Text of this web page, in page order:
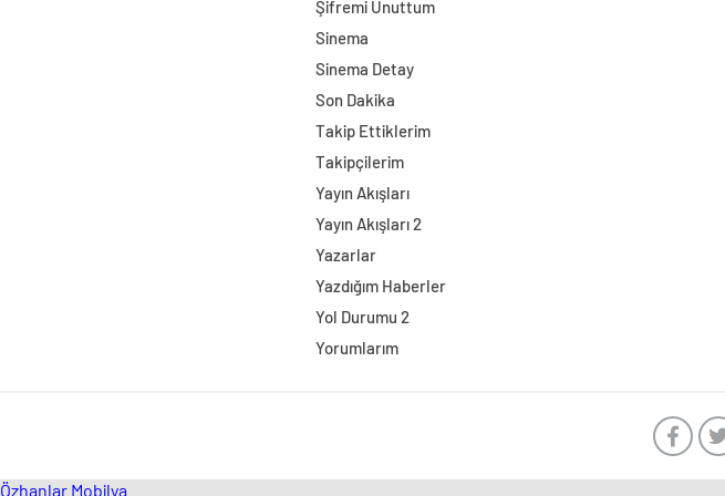
Şifremi Unuttum
Sinema
Sinema Detay
Son Dakika
Takip Ettiklerim
Takipçilerim
Yayın Akışları
Yayın Akışları 2
Yazarlar
Yazdığım Haberler
Yol Durumu 2
Yorumlarım
Özhanlar Mobilya